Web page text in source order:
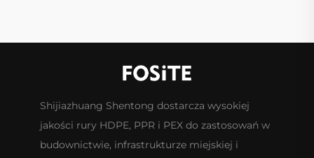
Shijiazhuang Shentong dostarcza wysokiej
jakości rury HDPE, PPR i PEX do zastosowań w
budownictwie, infrastrukturze miejskiej i